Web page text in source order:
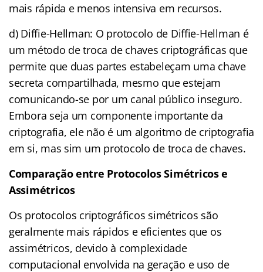
mais rápida e menos intensiva em recursos.
d) Diffie-Hellman: O protocolo de Diffie-Hellman é
um método de troca de chaves criptográficas que
permite que duas partes estabeleçam uma chave
secreta compartilhada, mesmo que estejam
comunicando-se por um canal público inseguro.
Embora seja um componente importante da
criptografia, ele não é um algoritmo de criptografia
em si, mas sim um protocolo de troca de chaves.
Comparação entre Protocolos Simétricos e
Assimétricos
Os protocolos criptográficos simétricos são
geralmente mais rápidos e eficientes que os
assimétricos, devido à complexidade
computacional envolvida na geração e uso de